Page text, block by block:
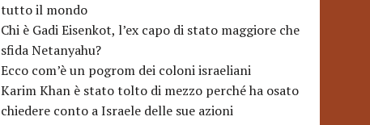
tutto il mondo
Chi è Gadi Eisenkot, l’ex capo di stato maggiore che
sfida Netanyahu?
Ecco com’è un pogrom dei coloni israeliani
Karim Khan è stato tolto di mezzo perché ha osato
chiedere conto a Israele delle sue azioni